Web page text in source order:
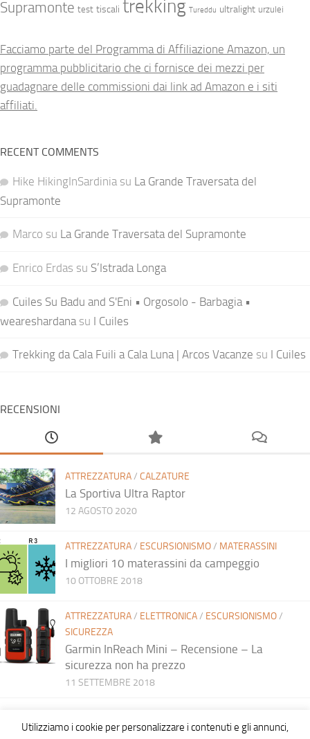
Supramonte test tiscali trekking Tureddu ultralight urzulei
Facciamo parte del Programma di Affiliazione Amazon, un
programma pubblicitario che ci fornisce dei mezzi per
guadagnare delle commissioni dai link ad Amazon e i siti
affiliati.
RECENT COMMENTS
Hike HikingInSardinia su La Grande Traversata del
Supramonte
Marco su La Grande Traversata del Supramonte
Enrico Erdas su S’Istrada Longa
Cuiles Su Badu and S'Eni • Orgosolo - Barbagia •
weareshardana su I Cuiles
Trekking da Cala Fuili a Cala Luna | Arcos Vacanze su I Cuiles
RECENSIONI
ATTREZZATURA/ CALZATURE
La Sportiva Ultra Raptor
12 AGOSTO 2020
ATTREZZATURA/ ESCURSIONISMO/ MATERASSINI
I migliori 10 materassini da campeggio
10 OTTOBRE 2018
ATTREZZATURA/ ELETTRONICA/ ESCURSIONISMO/
SICUREZZA
Garmin InReach Mini – Recensione – La
sicurezza non ha prezzo
11 SETTEMBRE 2018
Utilizziamo i cookie per personalizzare i contenuti e gli annunci,